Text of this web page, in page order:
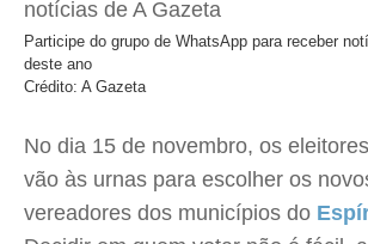
Participe do grupo de WhatsApp para receber
deste ano
Crédito: A Gazeta
No dia 15 de novembro, os
vão às urnas para escolher os
vereadores dos municípios do